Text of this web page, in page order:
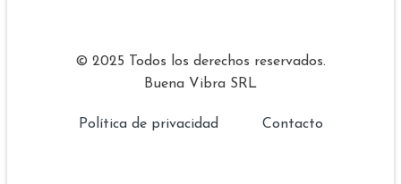
© 2025 Todos los derechos reservados.
Buena Vibra SRL
Política de privacidad Contacto